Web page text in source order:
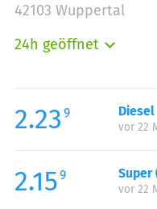
42103 Wuppertal
24h geöffnet
Mittwoch:
Donnerstag:
Samstag:
Sonntag:
2.23 9 Diesel
vor 22
2.159 Super
vor 22